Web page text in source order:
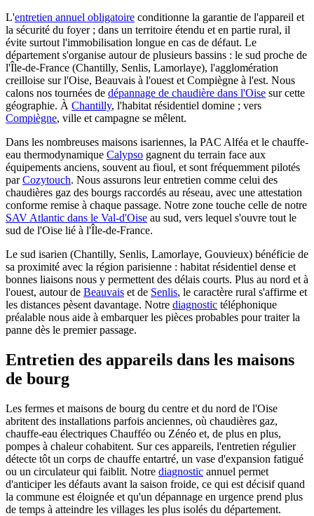
L'entretien annuel obligatoire conditionne la garantie de l'appareil et
la sécurité du foyer ; dans un territoire étendu et en partie rural, il
évite surtout l'immobilisation longue en cas de défaut. Le
département s'organise autour de plusieurs bassins : le sud proche de
l'Île-de-France (Chantilly, Senlis, Lamorlaye), l'agglomération
creilloise sur l'Oise, Beauvais à l'ouest et Compiègne à l'est. Nous
calons nos tournées de dépannage de chaudière dans l'Oise sur cette
géographie. À Chantilly, l'habitat résidentiel domine ; vers
Compiègne, ville et campagne se mêlent.
Dans les nombreuses maisons isariennes, la PAC Alféa et le chauffe-
eau thermodynamique Calypso gagnent du terrain face aux
équipements anciens, souvent au fioul, et sont fréquemment pilotés
parCozytouch. Nous assurons leur entretien comme celui des
chaudières gaz des bourgs raccordés au réseau, avec une attestation
conforme remise à chaque passage. Notre zone touche celle de notre
SAV Atlantic dans le Val-d'Oise au sud, vers lequel s'ouvre tout le
sud de l'Oise lié à l'Île-de-France.
Le sud isarien (Chantilly, Senlis, Lamorlaye, Gouvieux) bénéficie de
sa proximité avec la région parisienne : habitat résidentiel dense et
bonnes liaisons nous y permettent des délais courts. Plus au nord et à
l'ouest, autour de Beauvais et de Senlis, le caractère rural s'affirme et
les distances pèsent davantage. Notre diagnostic téléphonique
préalable nous aide à embarquer les pièces probables pour traiter la
panne dès le premier passage.
Entretien des appareils dans les maisons
de bourg
Les fermes et maisons de bourg du centre et du nord de l'Oise
abritent des installations parfois anciennes, où chaudières gaz,
chauffe-eau électriques Chaufféo ou Zénéo et, de plus en plus,
pompes à chaleur cohabitent. Sur ces appareils, l'entretien régulier
détecte tôt un corps de chauffe entartré, un vase d'expansion fatigué
ou un circulateur qui faiblit. Notre diagnostic annuel permet
d'anticiper les défauts avant la saison froide, ce qui est décisif quand
la commune est éloignée et qu'un dépannage en urgence prend plus
de temps à atteindre les villages les plus isolés du département.